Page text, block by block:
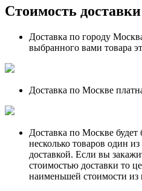
Стоимость
Доставка по городу
выбранного вами товара
Доставка по Москве
Доставка по Москве будет
несколько товаров один
доставкой. Если вы
стоимостью доставки то
наименьшей стоимости из